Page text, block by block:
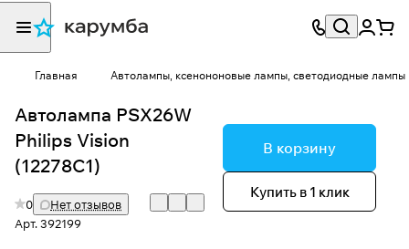
Главная Автолампы, ксенононовые лампы, светодиодные лампы
Автолампа PSX26W
Philips Vision
(12278C1)
0
Нет отзывов
Арт.392199
В корзину
Купить в 1 клик